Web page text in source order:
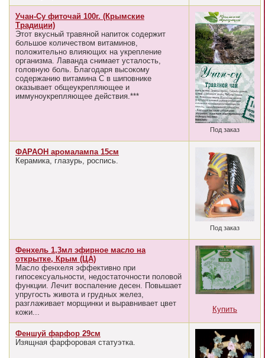
Учан-Су фиточай 100г. (Крымские
Традиции)
Этот вкусный травяной напиток содержит
большое количеством витаминов,
положительно влияющих на укрепление
организма. Лаванда снимает усталость,
головную боль. Благодаря высокому
содержанию витамина С в шиповнике
оказывает общеукрепляющее и
иммуноукрепляющее действия.***
Под заказ
ФАРАОН аромалампа 15см
Керамика, глазурь, роспись.
Под заказ
Фенхель 1,3мл эфирное масло на
открытке, Крым (ЦА)
Масло фенхеля эффективно при
гипосексуальности, недостаточности половой
функции. Лечит воспаление десен. Повышает
упругость живота и грудных желез,
разглаживает морщинки и выравнивает цвет
кожи...
Купить
Феншуй фарфор 29см
Изящная фарфоровая статуэтка.